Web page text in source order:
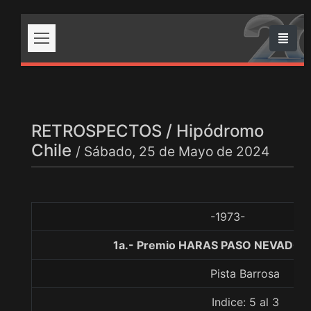
RETROSPECTOS / Hipódromo
Chile / Sábado, 25 de Mayo de 2024
-1973-
1a.- Premio HARAS PASO
Pista Barrosa
Indice: 5 al 3